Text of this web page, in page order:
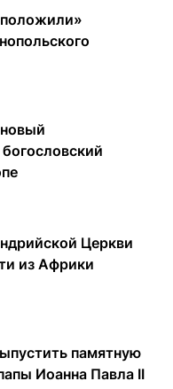
Церкви
из Африки
памятную
Иоанна Павла II